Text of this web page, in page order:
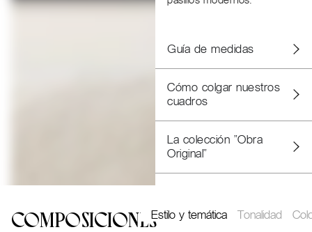
Guía de medidas
Cómo colgar nuestros
cuadros
La colección "Obra
Original"
COMPOSICIONESEstilo y temática Tonalidad